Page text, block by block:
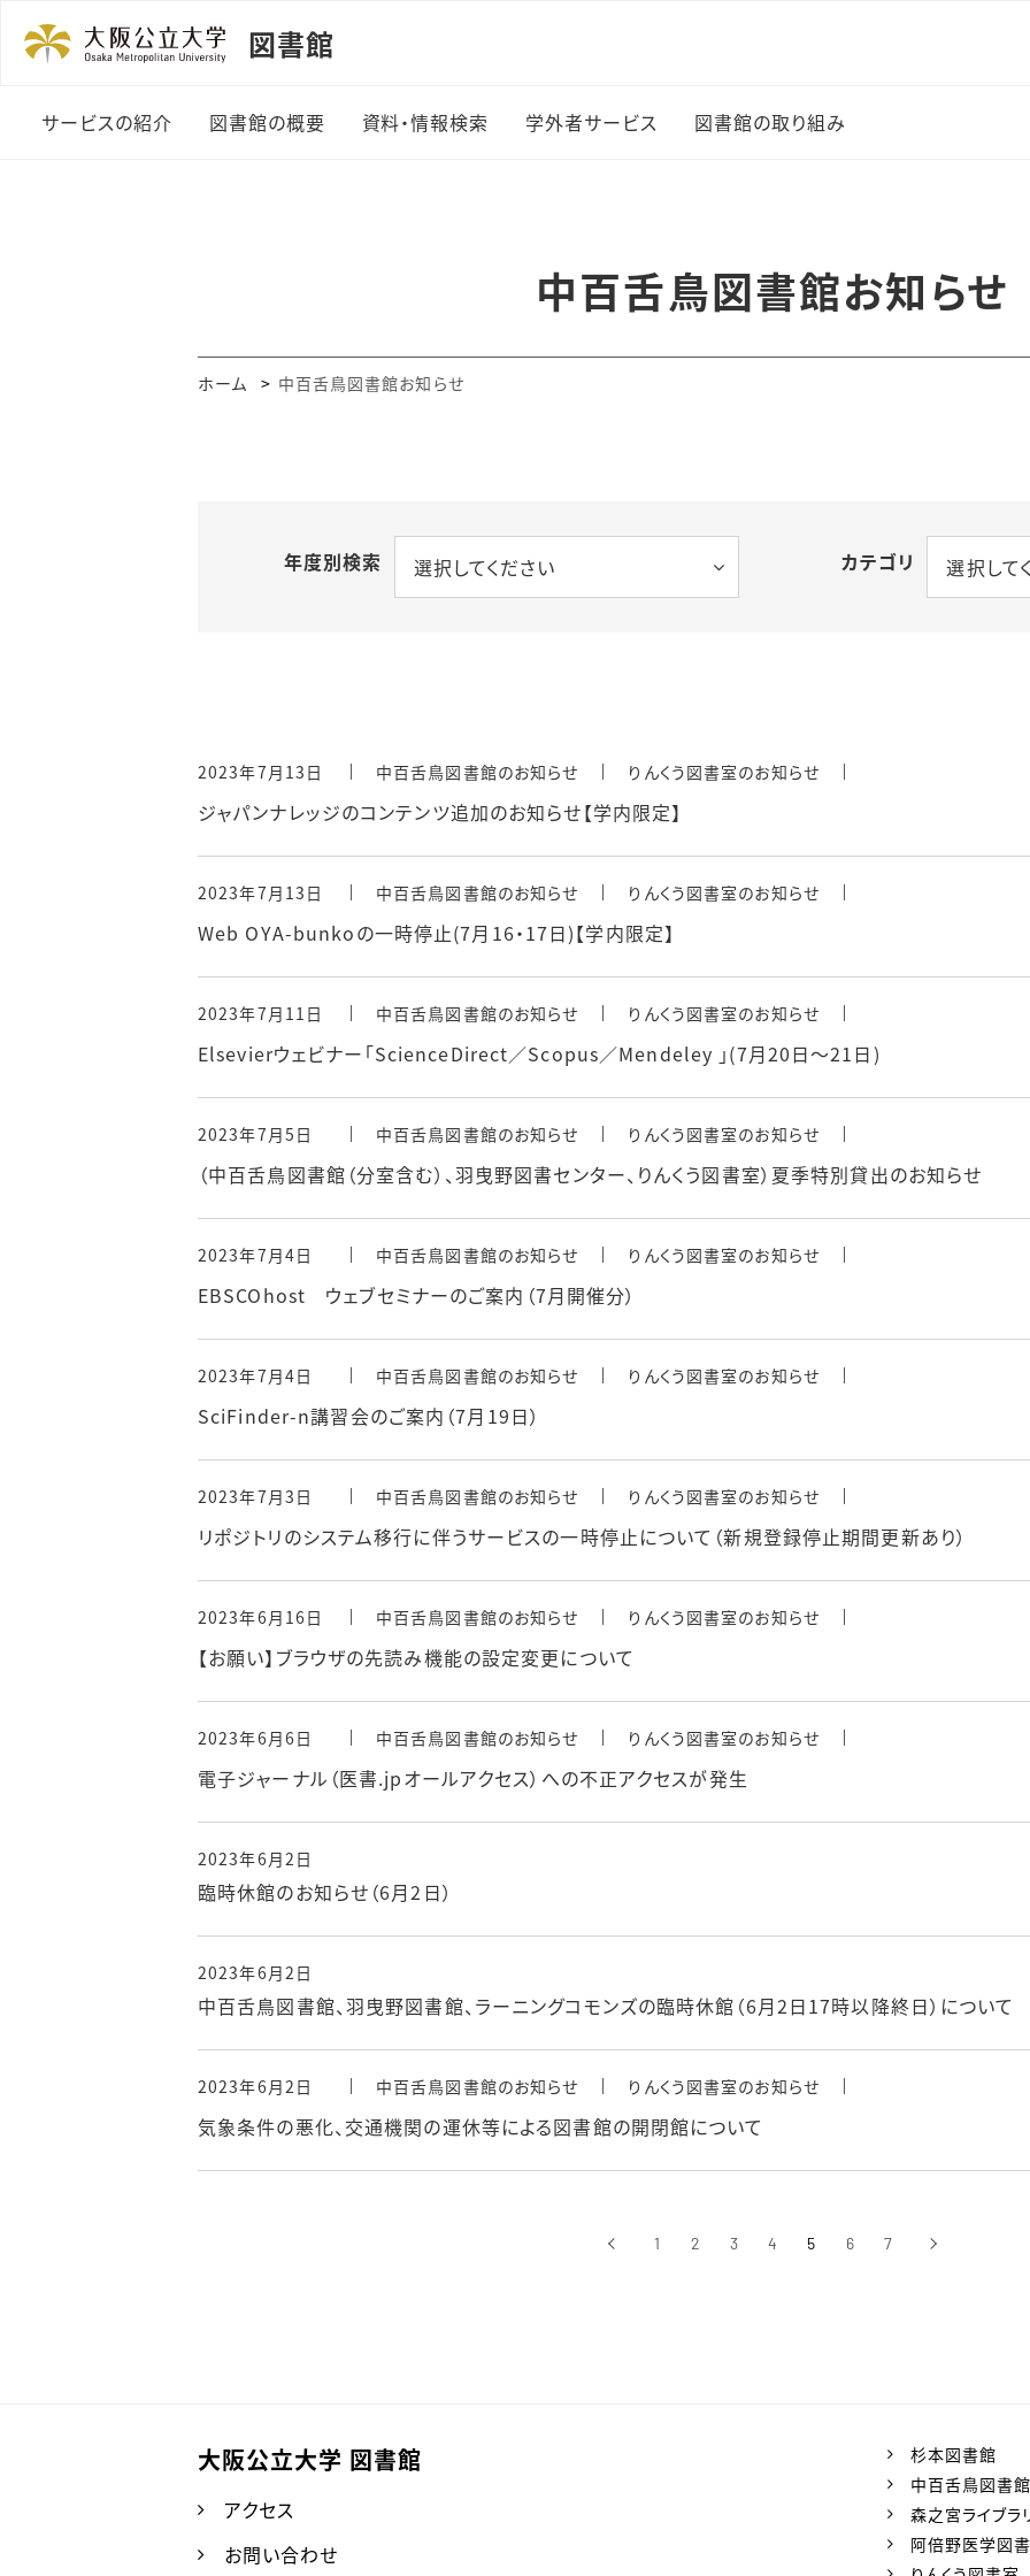
図書館
サービスの紹介
（初年次ゼミナール）
図書館の概要
沿革
資料・情報検索
OPAC・Web上でのサー
情報検索ポータル
リモートアクセス
学外者サービス 図書館の取り組み
の本
中百舌鳥図書館お知らせ
ホーム 中百舌鳥図書館お知らせ
年度別検索 選択してください カテゴリ 選択して
2023年7月13日 中百舌鳥図書館のお知らせ りんくう図書室のお知らせ
ジャパンナレッジのコンテンツ追加のお知らせ【学内限定】
2023年7月13日 中百舌鳥図書館のお知らせ りんくう図書室のお知らせ
Web OYA-bunkoの一時停止(7月16・17日)【学内限定】
2023年7月11日 中百舌鳥図書館のお知らせ りんくう図書室のお知らせ
Elsevierウェビナー「ScienceDirect／Scopus／Mendeley 」(7月20日～21日)
2023年7月5日 中百舌鳥図書館のお知らせ りんくう図書室のお知らせ
（中百舌鳥図書館（分室含む）、羽曳野図書センター、りんくう図書室）夏季特別貸出のお知らせ
2023年7月4日 中百舌鳥図書館のお知らせ りんくう図書室のお知らせ
EBSCOhost ウェブセミナーのご案内（7月開催分）
2023年7月4日 中百舌鳥図書館のお知らせ りんくう図書室のお知らせ
SciFinder-n講習会のご案内（7月19日）
2023年7月3日 中百舌鳥図書館のお知らせ りんくう図書室のお知らせ
リポジトリのシステム移行に伴うサービスの一時停止について（新規登録停止期間更新あり）
2023年6月16日 中百舌鳥図書館のお知らせ りんくう図書室のお知らせ
【お願い】ブラウザの先読み機能の設定変更について
2023年6月6日 中百舌鳥図書館のお知らせ りんくう図書室のお知らせ
電子ジャーナル（医書.jpオールアクセス）への不正アクセスが発生
2023年6月2日
臨時休館のお知らせ（6月2日）
2023年6月2日
中百舌鳥図書館、羽曳野図書館、ラーニングコモンズの臨時休館（6月2日17時以降終日）について
2023年6月2日 中百舌鳥図書館のお知らせ りんくう図書室のお知らせ
気象条件の悪化、交通機関の運休等による図書館の開閉館について
‹前へ 1 2 3 4 5 6 7 ›次へ
大阪公立大学 図書館
アクセス
お問い合わせ
杉本図書館
中百舌鳥図書館
森之宮ライブラ
阿倍野医学図